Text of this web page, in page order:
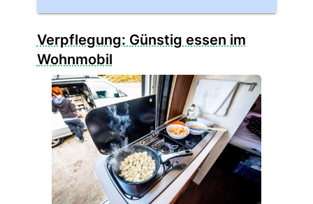
Verpflegung: Günstig essen im
Wohnmobil